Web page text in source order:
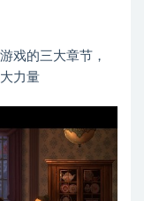
戏的三大章节，
力量